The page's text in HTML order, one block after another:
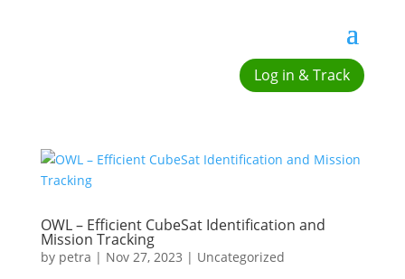
Log in & Track
OWL – Efficient CubeSat Identification and
Mission Tracking
by petra | Nov 27, 2023 | Uncategorized